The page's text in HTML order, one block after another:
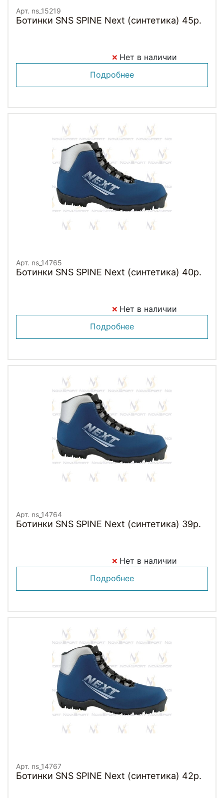
Арт. ns_15219
Ботинки SNS SPINE Next (синтетика) 45р.
Нет в наличии
Подробнее
Арт. ns_14765
Ботинки SNS SPINE Next (синтетика) 40р.
Нет в наличии
Подробнее
Арт. ns_14764
Ботинки SNS SPINE Next (синтетика) 39р.
Нет в наличии
Подробнее
Арт. ns_14767
Ботинки SNS SPINE Next (синтетика) 42р.